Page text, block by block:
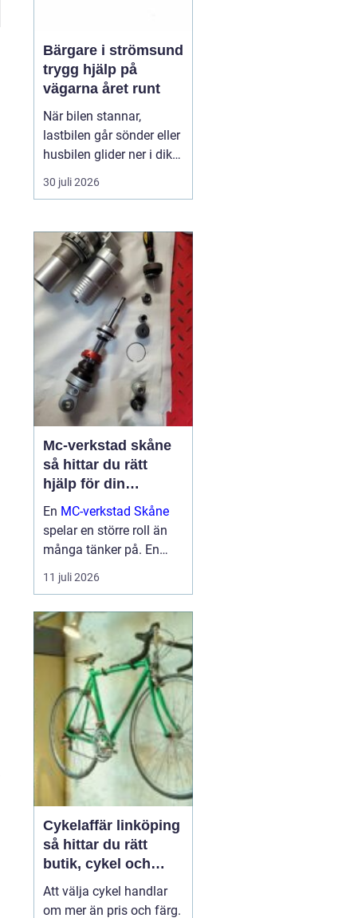
Bärgare i strömsund
trygg hjälp på
vägarna året runt
När bilen stannar,
lastbilen går sönder eller
husbilen glider ner i diket
är behovet enkelt: snabb,
trygg och lugn hjälp på
de omgivande delarna
av Jämtland och södra
Lappland spelar
bärgningsfirmorna en
avgörande roll för att ...
30 juli 2026
Mc-verkstad skåne
så hittar du rätt
hjälp för din
motorcykel
En MC-verkstad Skåne
spelar en större roll än
många tänker på. En
välskött hoj är inte bara
en fråga om körglädje,
ekonomi och livslängd
på din motorcykel. För
den som kör mycket...
11 juli 2026
Cykelaffär linköping
så hittar du rätt
butik, cykel och
service
Att välja cykel handlar
om mer än pris och färg.